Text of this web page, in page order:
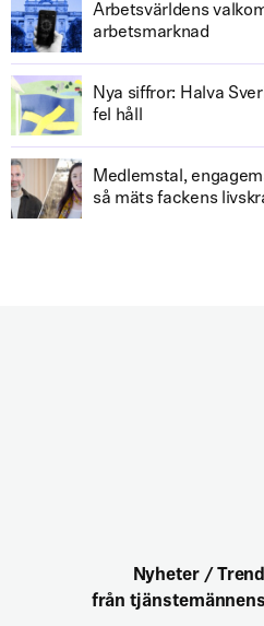
Arbetsvärldens
arbetsmarknad
Nya siffror: Halva
fel håll
Medlemstal,
så mäts fackens
Nyheter /
från